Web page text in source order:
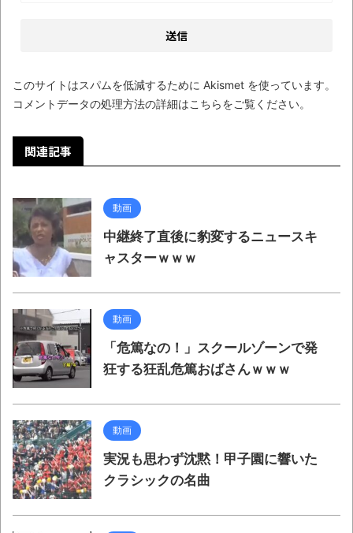
このサイトはスパムを低減するために Akismet を使っています。
コメントデータの処理方法の詳細はこちらをご覧ください。
関連記事
動画
中継終了直後に豹変するニュースキ
ャスターｗｗｗ
動画
「危篤なの！」スクールゾーンで発
狂する狂乱危篤おばさんｗｗｗ
動画
実況も思わず沈黙！甲子園に響いた
クラシックの名曲